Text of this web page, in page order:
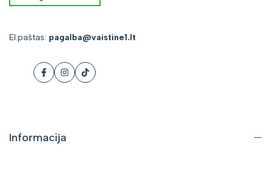
El.paštas: pagalba@vaistine1.lt
Facebook
Instagram
Tiktok
Informacija